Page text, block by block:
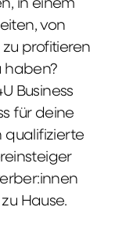
in einem
von
profitieren
haben?
Business
für deine
qualifizierte
Hause.